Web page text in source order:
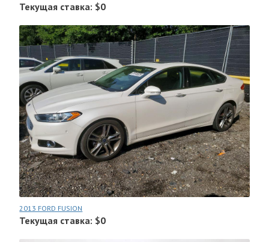
Текущая ставка: $0
2013 FORD FUSION
Текущая ставка: $0